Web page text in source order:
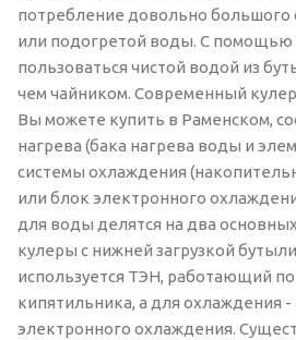
потребление довольно
или подогретой воды. С помощью
пользоваться чистой водой из
чем чайником. Современный
Вы можете купить в Раменском,
нагрева (бака нагрева воды и
системы охлаждения
или блок электронного
для воды делятся на два
кулеры с нижней загрузкой
используется ТЭН, работающий
кипятильника, а для охлаждения
электронного охлаждения.